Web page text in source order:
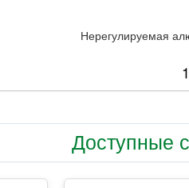
Нерегулируемая
Доступные